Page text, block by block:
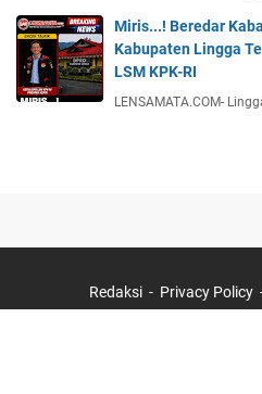
Miris...! Beredar
Kabupaten Lingga
LSM KPK-RI
LENSAMATA.COM-
Redaksi Privacy Policy